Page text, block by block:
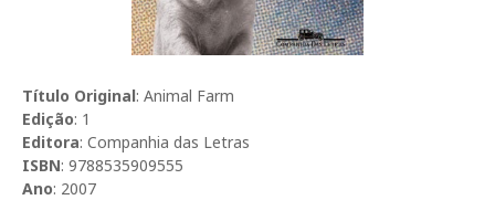
Título Original: Animal Farm
Edição: 1
Editora: Companhia das Letras
ISBN: 9788535909555
Ano: 2007